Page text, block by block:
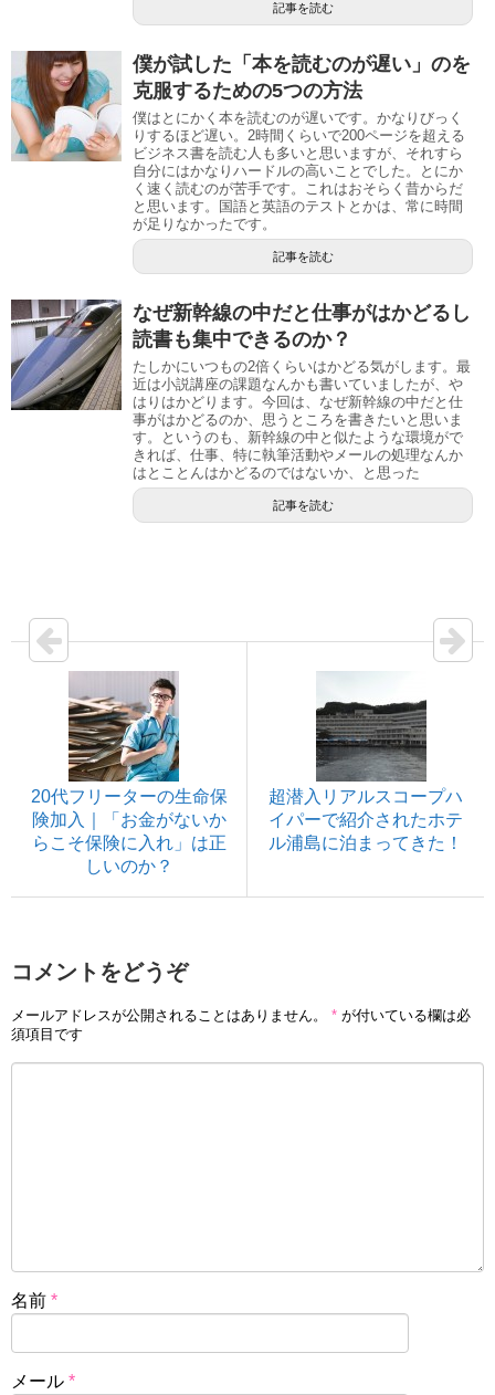
記事を読む
僕が試した「本を読むのが遅い」のを
克服するための5つの方法
僕はとにかく本を読むのが遅いです。かなりびっく
りするほど遅い。2時間くらいで200ページを超える
ビジネス書を読む人も多いと思いますが、それすら
自分にはかなりハードルの高いことでした。とにか
く速く読むのが苦手です。これはおそらく昔からだ
と思います。国語と英語のテストとかは、常に時間
が足りなかったです。
記事を読む
なぜ新幹線の中だと仕事がはかどるし
読書も集中できるのか？
たしかにいつもの2倍くらいはかどる気がします。最
近は小説講座の課題なんかも書いていましたが、や
はりはかどります。今回は、なぜ新幹線の中だと仕
事がはかどるのか、思うところを書きたいと思いま
す。というのも、新幹線の中と似たような環境がで
きれば、仕事、特に執筆活動やメールの処理なんか
はとことんはかどるのではないか、と思った
記事を読む
20代フリーターの生命保
険加入｜「お金がないか
らこそ保険に入れ」は正
しいのか？
超潜入リアルスコープハ
イパーで紹介されたホテ
ル浦島に泊まってきた！
コメントをどうぞ
メールアドレスが公開されることはありません。 * が付いている欄は必
須項目です
名前 *
メール *